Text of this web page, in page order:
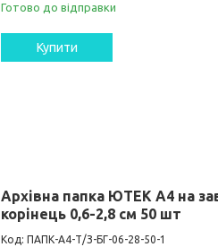
Готово до відправки
Купити
Архівна папка ЮТЕК А4 на
корінець 0,6-2,8 см 50 шт
ПАПК-А4-Т/З-БГ-06-28-50-1